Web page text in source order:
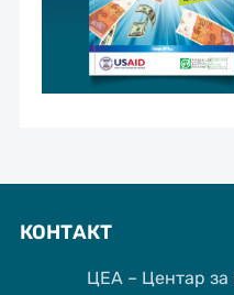
КОНТАКТ
ЦЕА – Центар